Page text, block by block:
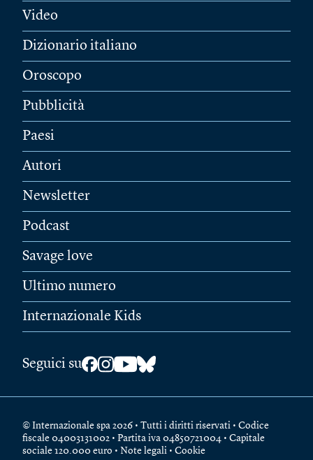
Video
Dizionario italiano
Oroscopo
Pubblicità
Paesi
Autori
Newsletter
Podcast
Savage love
Ultimo numero
Internazionale Kids
Seguici su
© Internazionale spa 2026 • Tutti i diritti riservati • Codice
fiscale 04003131002 • Partita iva 04850721004 • Capitale
sociale 120.000 euro • Note legali • Cookie